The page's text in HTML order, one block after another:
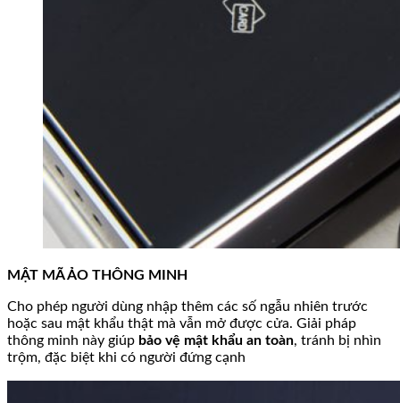
MẬT MÃ ẢO THÔNG MINH
Cho phép người dùng nhập thêm các số ngẫu nhiên trước
hoặc sau mật khẩu thật mà vẫn mở được cửa. Giải pháp
thông minh này giúp bảo vệ mật khẩu an toàn, tránh bị nhìn
trộm, đặc biệt khi có người đứng cạnh